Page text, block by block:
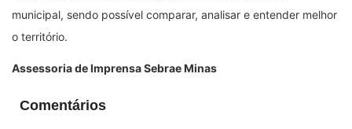
municipal, sendo possível comparar, analisar e entender melhor
o território.
Assessoria de Imprensa Sebrae Minas
Comentários